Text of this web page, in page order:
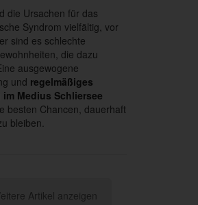
die Ursachen für das
Syndrom vielfältig, vor
sind es schlechte
die dazu
ausgewogene
und regelmäßiges
Medius Schliersee
besten Chancen, dauerhaft
bleiben.
Artikel anzeigen